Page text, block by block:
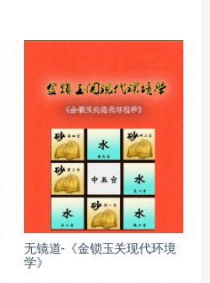
无镜道-《金锁玉关现代环境
学》